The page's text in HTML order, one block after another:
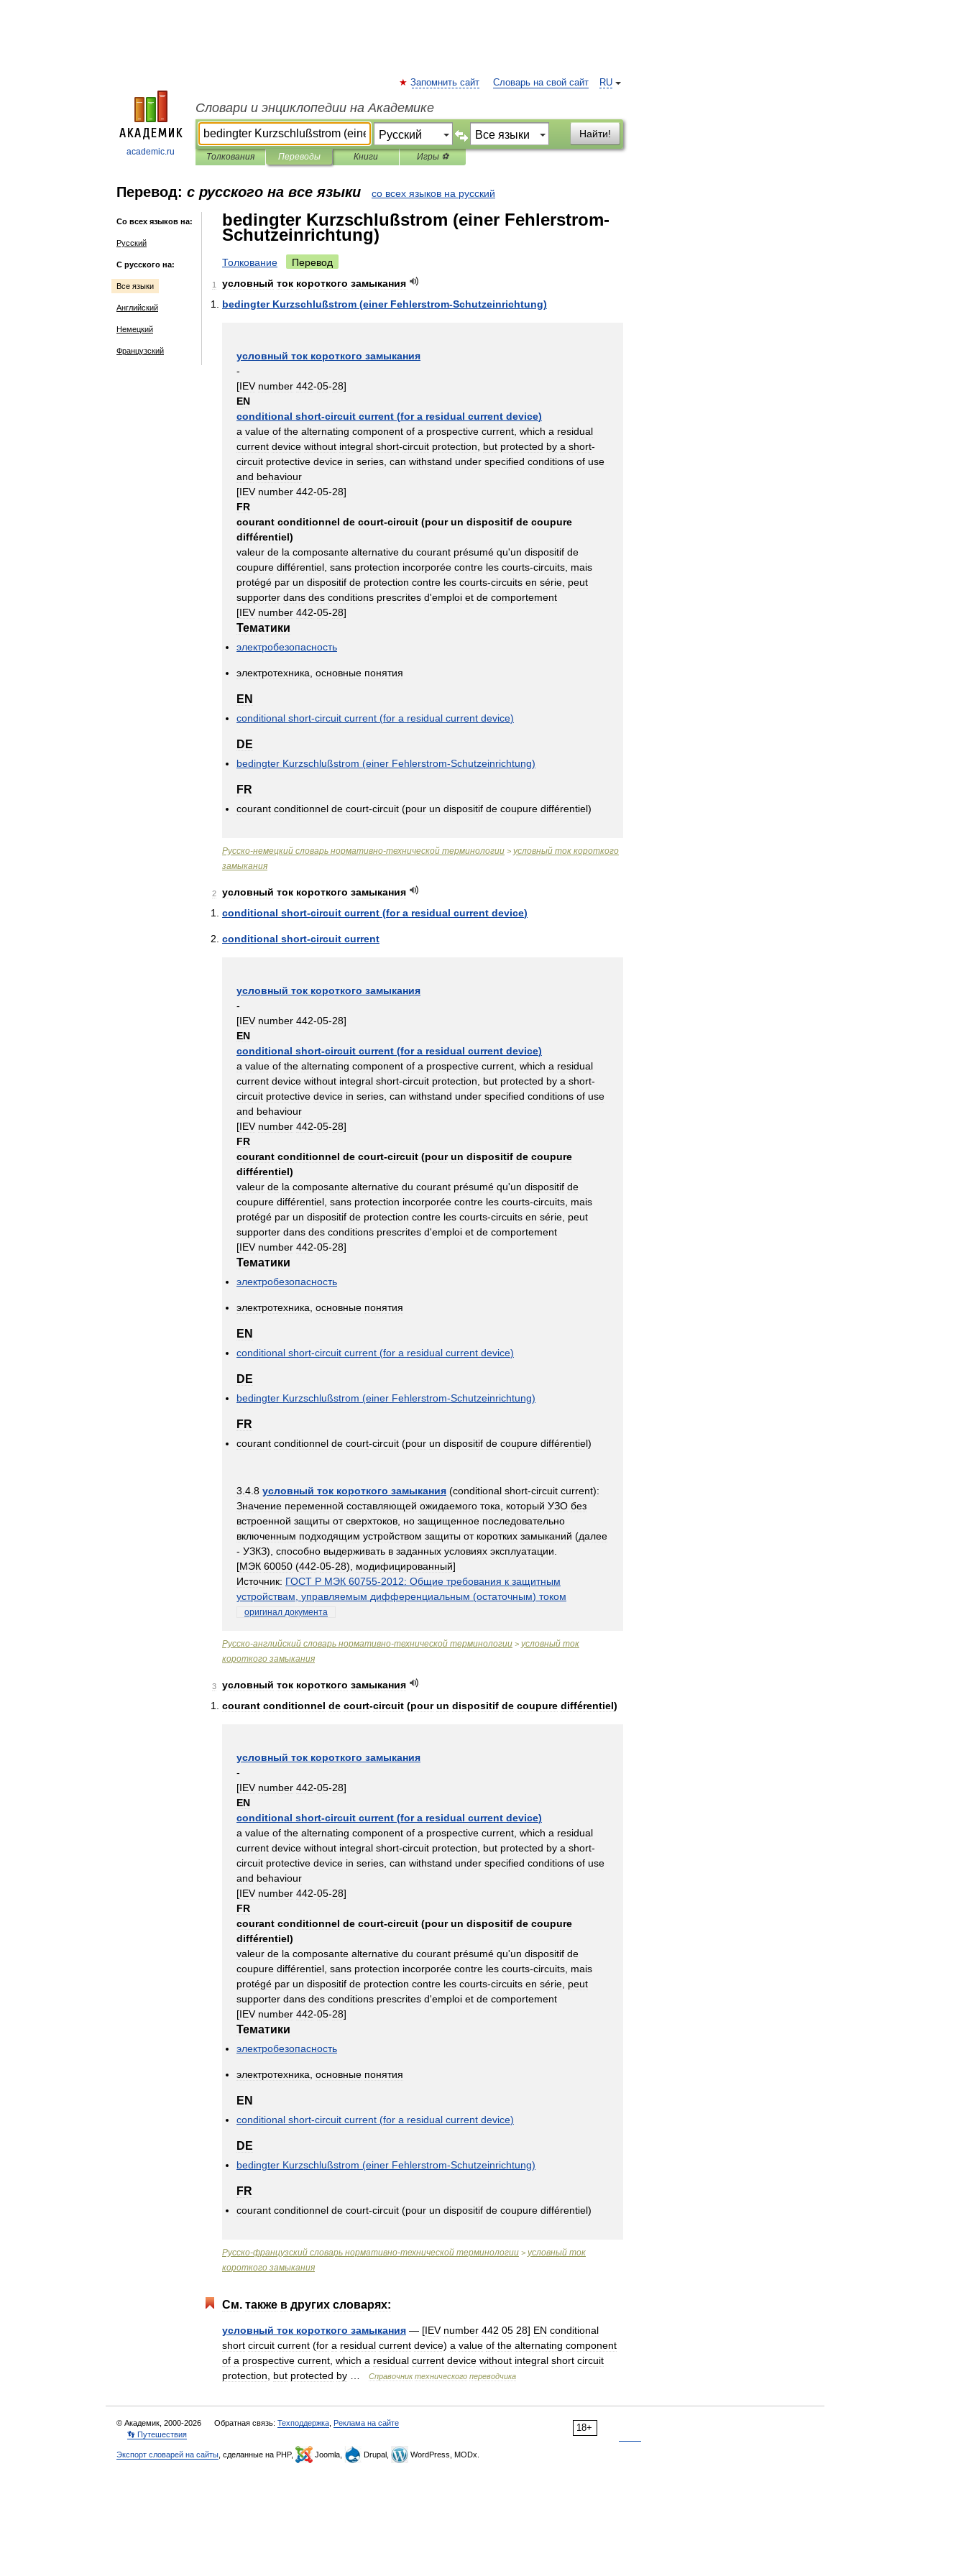
academic.ru
RU
Запомнить сайт Словарь на свой сайт
Словари и энциклопедии на Академике
Найти!
Толкования Переводы Книги Игры ⚽
Перевод: с русского на все языки со всех языков на русский
Со всех языков на:
Русский
С русского на:
Все языки
Английский
Немецкий
Французский
bedingter Kurzschlußstrom (einer Fehlerstrom-
Schutzeinrichtung)
Толкование Перевод
1 условный ток короткого замыкания
bedingter Kurzschlußstrom (einer Fehlerstrom-Schutzeinrichtung)
условный ток короткого замыкания
-
[IEV number 442-05-28]
EN
conditional short-circuit current (for a residual current device)
a value of the alternating component of a prospective current which a residual
current device without integral short-circuit protection but protected by a short-
circuit protective device in series can withstand under specified conditions of use
and behaviour
[IEV number 442-05-28]
FR
courant conditionnel de court-circuit (pour un dispositif de coupure
différentiel)
valeur de la composante alternative du courant présumé qu'un dispositif de
coupure différentiel sans protection incorporée contre les courts-circuits mais
protégé par un dispositif de protection contre les courts-circuits en série peut
supporter dans des conditions prescrites d'emploi et de comportement
[IEV number 442-05-28]
Тематики
электробезопасность
электротехника основные понятия
EN
conditional short-circuit current (for a residual current device)
DE
bedingter Kurzschlußstrom (einer Fehlerstrom-Schutzeinrichtung)
FR
courant conditionnel de court-circuit (pour un dispositif de coupure différentiel)
Русско-немецкий словарь нормативно-технической терминологии > условный ток короткого
замыкания
2 условный ток короткого замыкания
conditional short-circuit current (for a residual current device)
conditional short-circuit current
условный ток короткого замыкания
-
[IEV number 442-05-28]
EN
conditional short-circuit current (for a residual current device)
a value of the alternating component of a prospective current which a residual
current device without integral short-circuit protection but protected by a short-
circuit protective device in series can withstand under specified conditions of use
and behaviour
[IEV number 442-05-28]
FR
courant conditionnel de court-circuit (pour un dispositif de coupure
différentiel)
valeur de la composante alternative du courant présumé qu'un dispositif de
coupure différentiel sans protection incorporée contre les courts-circuits mais
protégé par un dispositif de protection contre les courts-circuits en série peut
supporter dans des conditions prescrites d'emploi et de comportement
[IEV number 442-05-28]
Тематики
электробезопасность
электротехника основные понятия
EN
conditional short-circuit current (for a residual current device)
DE
bedingter Kurzschlußstrom (einer Fehlerstrom-Schutzeinrichtung)
FR
courant conditionnel de court-circuit (pour un dispositif de coupure différentiel)
3 4 8 условный ток короткого замыкания (conditional short-circuit current):
Значение переменной составляющей ожидаемого тока который УЗО без
встроенной защиты от сверхтоков но защищенное последовательно
включенным подходящим устройством защиты от коротких замыканий (далее
- УЗКЗ), способно выдерживать в заданных условиях эксплуатации
[МЭК 60050 (442-05-28), модифицированный]
Источник: ГОСТ Р МЭК 60755-2012: Общие требования к защитным
устройствам управляемым дифференциальным (остаточным) током
оригинал документа
Русско-английский словарь нормативно-технической терминологии > условный ток
короткого замыкания
3 условный ток короткого замыкания
courant conditionnel de court-circuit (pour un dispositif de coupure différentiel)
условный ток короткого замыкания
-
[IEV number 442-05-28]
EN
conditional short-circuit current (for a residual current device)
a value of the alternating component of a prospective current which a residual
current device without integral short-circuit protection but protected by a short-
circuit protective device in series can withstand under specified conditions of use
and behaviour
[IEV number 442-05-28]
FR
courant conditionnel de court-circuit (pour un dispositif de coupure
différentiel)
valeur de la composante alternative du courant présumé qu'un dispositif de
coupure différentiel sans protection incorporée contre les courts-circuits mais
protégé par un dispositif de protection contre les courts-circuits en série peut
supporter dans des conditions prescrites d'emploi et de comportement
[IEV number 442-05-28]
Тематики
электробезопасность
электротехника основные понятия
EN
conditional short-circuit current (for a residual current device)
DE
bedingter Kurzschlußstrom (einer Fehlerstrom-Schutzeinrichtung)
FR
courant conditionnel de court-circuit (pour un dispositif de coupure différentiel)
Русско-французский словарь нормативно-технической терминологии > условный ток
короткого замыкания
См. также в других словарях:
условный ток короткого замыкания — [IEV number 442 05 28] EN conditional
short circuit current (for a residual current device) a value of the alternating component
of a prospective current which a residual current device without integral short circuit
protection
but protected by Справочник технического переводчика
18+
© Академик, 2000-2026 Обратная связь: Техподдержка Реклама на сайте
👣 Путешествия
Экспорт словарей на сайты , сделанные на PHP, Joomla, Drupal, WordPress, MODx.